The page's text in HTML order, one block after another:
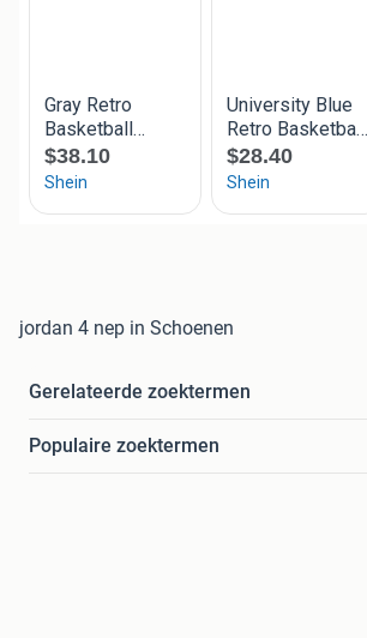
jordan 4 nep in Schoenen
Gerelateerde zoektermen
Populaire zoektermen